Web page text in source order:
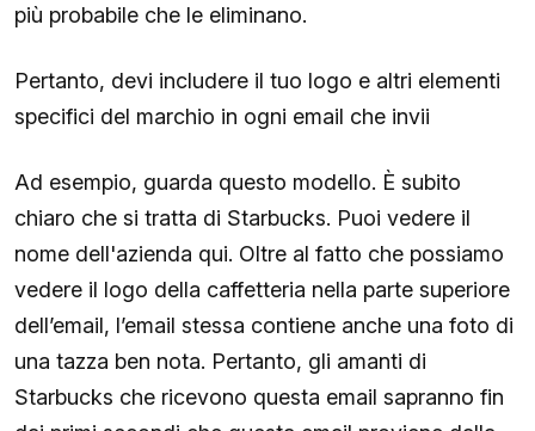
più probabile che le eliminano.
Pertanto, devi includere il tuo logo e altri elementi
specifici del marchio in ogni email che invii
Ad esempio, guarda questo modello. È subito
chiaro che si tratta di Starbucks. Puoi vedere il
nome dell'azienda qui. Oltre al fatto che possiamo
vedere il logo della caffetteria nella parte superiore
dell’email, l’email stessa contiene anche una foto di
una tazza ben nota. Pertanto, gli amanti di
Starbucks che ricevono questa email sapranno fin